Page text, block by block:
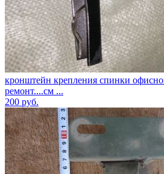
кронштейн крепления спинки
ремонт....см ...
200 руб.